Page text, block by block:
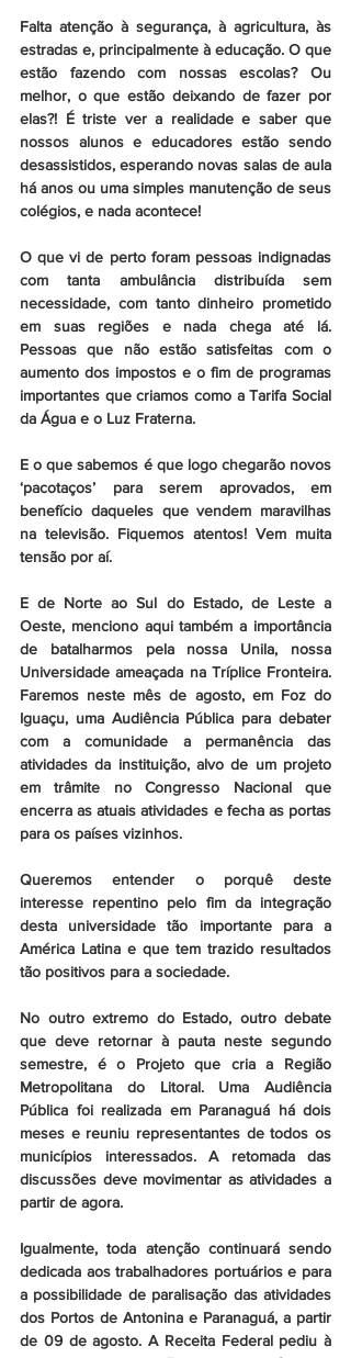
Falta atenção à segurança, à agricultura, às
estradas e, principalmente à educação. O que
estão fazendo com nossas escolas? Ou
melhor, o que estão deixando de fazer por
elas?! É triste ver a realidade e saber que
nossos alunos e educadores estão sendo
desassistidos, esperando novas salas de aula
há anos ou uma simples manutenção de seus
colégios, e nada acontece!
O que vi de perto foram pessoas indignadas
com tanta ambulância distribuída sem
necessidade, com tanto dinheiro prometido
em suas regiões e nada chega até lá.
Pessoas que não estão satisfeitas com o
aumento dos impostos e o fim de programas
importantes que criamos como a Tarifa Social
da Água e o Luz Fraterna.
E o que sabemos é que logo chegarão novos
‘pacotaços’ para serem aprovados, em
benefício daqueles que vendem maravilhas
na televisão. Fiquemos atentos! Vem muita
tensão por aí.
E de Norte ao Sul do Estado, de Leste a
Oeste, menciono aqui também a importância
de batalharmos pela nossa Unila, nossa
Universidade ameaçada na Tríplice Fronteira.
Faremos neste mês de agosto, em Foz do
Iguaçu, uma Audiência Pública para debater
com a comunidade a permanência das
atividades da instituição, alvo de um projeto
em trâmite no Congresso Nacional que
encerra as atuais atividades e fecha as portas
para os países vizinhos.
Queremos entender o porquê deste
interesse repentino pelo fim da integração
desta universidade tão importante para a
América Latina e que tem trazido resultados
tão positivos para a sociedade.
No outro extremo do Estado, outro debate
que deve retornar à pauta neste segundo
semestre, é o Projeto que cria a Região
Metropolitana do Litoral. Uma Audiência
Pública foi realizada em Paranaguá há dois
meses e reuniu representantes de todos os
municípios interessados. A retomada das
discussões deve movimentar as atividades a
partir de agora.
Igualmente, toda atenção continuará sendo
dedicada aos trabalhadores portuários e para
a possibilidade de paralisação das atividades
dos Portos de Antonina e Paranaguá, a partir
de 09 de agosto. A Receita Federal pediu à